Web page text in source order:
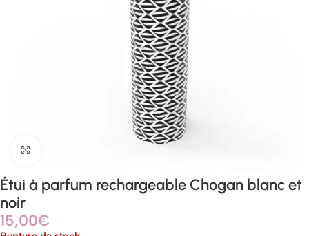
Étui à parfum rechargeable Chogan blanc et
noir
15,00€